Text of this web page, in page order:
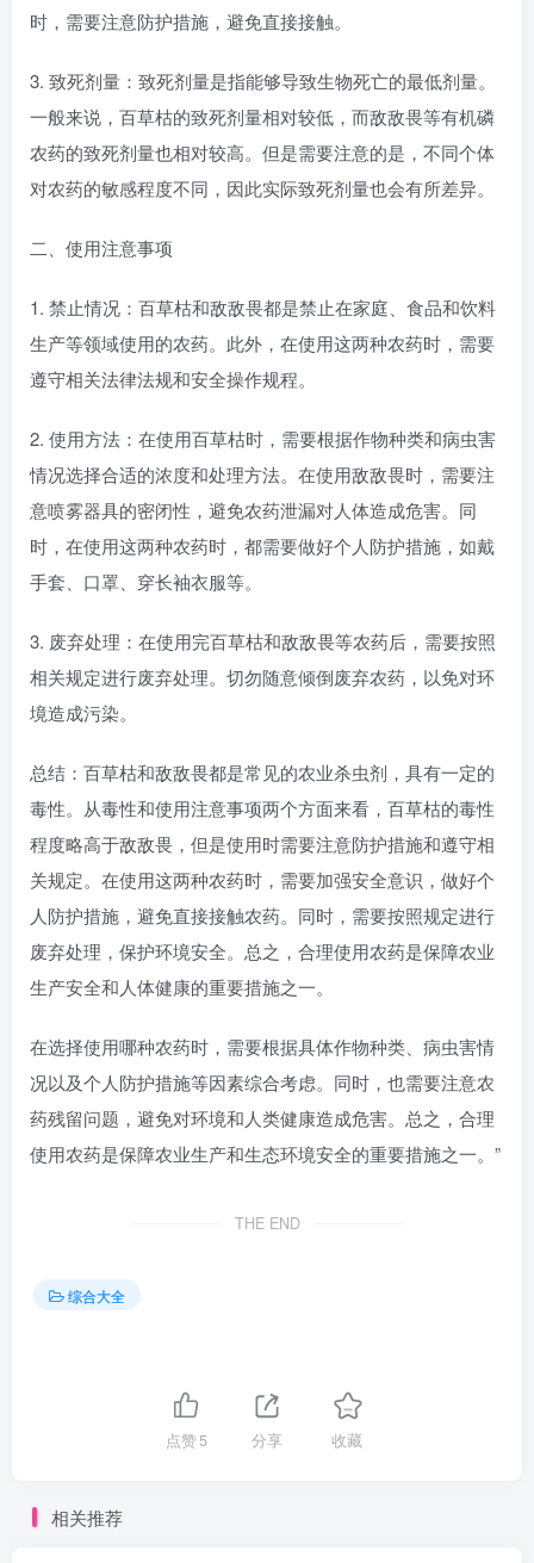
时，需要注意防护措施，避免直接接触。
3. 致死剂量：致死剂量是指能够导致生物死亡的最低剂量。
一般来说，百草枯的致死剂量相对较低，而敌敌畏等有机磷
农药的致死剂量也相对较高。但是需要注意的是，不同个体
对农药的敏感程度不同，因此实际致死剂量也会有所差异。
二、使用注意事项
1. 禁止情况：百草枯和敌敌畏都是禁止在家庭、食品和饮料
生产等领域使用的农药。此外，在使用这两种农药时，需要
遵守相关法律法规和安全操作规程。
2. 使用方法：在使用百草枯时，需要根据作物种类和病虫害
情况选择合适的浓度和处理方法。在使用敌敌畏时，需要注
意喷雾器具的密闭性，避免农药泄漏对人体造成危害。同
时，在使用这两种农药时，都需要做好个人防护措施，如戴
手套、口罩、穿长袖衣服等。
3. 废弃处理：在使用完百草枯和敌敌畏等农药后，需要按照
相关规定进行废弃处理。切勿随意倾倒废弃农药，以免对环
境造成污染。
总结：百草枯和敌敌畏都是常见的农业杀虫剂，具有一定的
毒性。从毒性和使用注意事项两个方面来看，百草枯的毒性
程度略高于敌敌畏，但是使用时需要注意防护措施和遵守相
关规定。在使用这两种农药时，需要加强安全意识，做好个
人防护措施，避免直接接触农药。同时，需要按照规定进行
废弃处理，保护环境安全。总之，合理使用农药是保障农业
生产安全和人体健康的重要措施之一。
在选择使用哪种农药时，需要根据具体作物种类、病虫害情
况以及个人防护措施等因素综合考虑。同时，也需要注意农
药残留问题，避免对环境和人类健康造成危害。总之，合理
使用农药是保障农业生产和生态环境安全的重要措施之一。”
THE END
综合大全
点赞5 分享 收藏
相关推荐